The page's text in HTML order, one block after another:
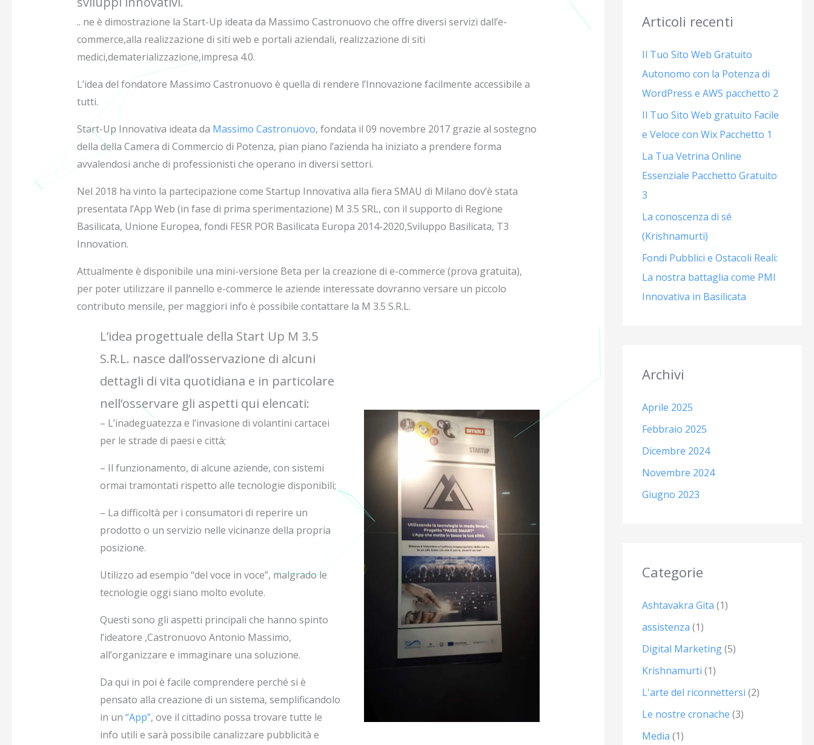
.. ne è dimostrazione la Start-Up ideata da Massimo Castronuovo che offre diversi servizi dall’e-
commerce,alla realizzazione di siti web e portali aziendali, realizzazione di siti
medici,dematerializzazione,impresa 4.0.
L’idea del fondatore Massimo Castronuovo è quella di rendere l’Innovazione facilmente accessibile a
tutti.
Start-Up Innovativa ideata da Massimo Castronuovo, fondata il 09 novembre 2017 grazie al sostegno
della della Camera di Commercio di Potenza, pian piano l’azienda ha iniziato a prendere forma
avvalendosi anche di professionisti che operano in diversi settori.
Nel 2018 ha vinto la partecipazione come Startup Innovativa alla fiera SMAU di Milano dov’è stata
presentata l’App Web (in fase di prima sperimentazione) M 3.5 SRL, con il supporto di Regione
Basilicata, Unione Europea, fondi FESR POR Basilicata Europa 2014-2020,Sviluppo Basilicata, T3
Innovation.
Attualmente è disponibile una mini-versione Beta per la creazione di e-commerce (prova gratuita),
per poter utilizzare il pannello e-commerce le aziende interessate dovranno versare un piccolo
contributo mensile, per maggiori info è possibile contattare la M 3.5 S.R.L.
L’idea progettuale della Start Up M 3.5
S.R.L. nasce dall’osservazione di alcuni
dettagli di vita quotidiana e in particolare
nell’osservare gli aspetti qui elencati:
– L’inadeguatezza e l’invasione di volantini cartacei
per le strade di paesi e città;
– Il funzionamento, di alcune aziende, con sistemi
ormai tramontati rispetto alle tecnologie disponibili;
– La difficoltà per i consumatori di reperire un
prodotto o un servizio nelle vicinanze della propria
posizione.
Utilizzo ad esempio “del voce in voce”, malgrado le
tecnologie oggi siano molto evolute.
Questi sono gli aspetti principali che hanno spinto
l’ideatore ,Castronuovo Antonio Massimo,
all’organizzare e immaginare una soluzione.
Da qui in poi è facile comprendere perché si è
pensato alla creazione di un sistema, semplificandolo
in un “App”, ove il cittadino possa trovare tutte le
info utili e sarà possibile canalizzare pubblicità e
a
Articoli recenti
Il Tuo Sito Web Gratuito
Autonomo con la Potenza di
WordPress e AWS pacchetto 2
Il Tuo Sito Web gratuito Facile
e Veloce con Wix Pacchetto 1
La Tua Vetrina Online
Essenziale Pacchetto Gratuito
3
La conoscenza di sé
(Krishnamurti)
Fondi Pubblici e Ostacoli Reali:
La nostra battaglia come PMI
Innovativa in Basilicata
Archivi
Aprile 2025
Febbraio 2025
Dicembre 2024
Novembre 2024
Giugno 2023
Categorie
Ashtavakra Gita (1)
assistenza (1)
Digital Marketing(5)
Krishnamurti (1)
L'arte del riconnettersi (2)
Le nostre cronache (3)
Media (1)